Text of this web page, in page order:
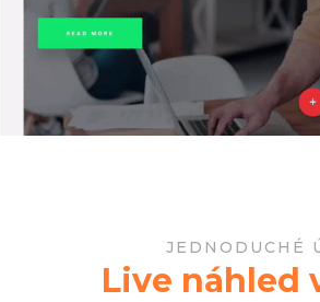
JEDNODUCHÉ
Live náhled